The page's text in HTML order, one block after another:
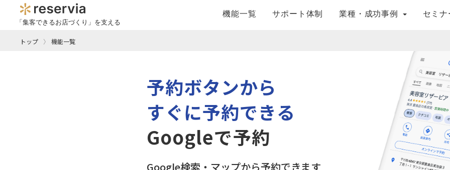
「集客できるお店づくり」を支える
機能一覧 サポート体制 業種・成功事例 セミ
トップ 機能一覧
予約ボタンから
すぐに予約できる
Googleで予約
Google検索・マップから予約できます